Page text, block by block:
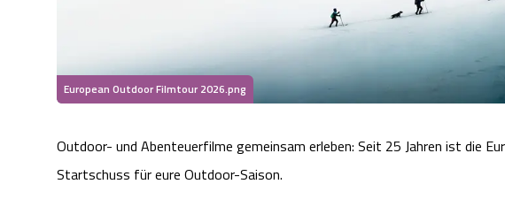
European Outdoor Filmtour 2026.png
Outdoor- und Abenteuerfilme gemeinsam erleben: Seit 25 Jahren ist die
Startschuss für eure Outdoor-Saison.